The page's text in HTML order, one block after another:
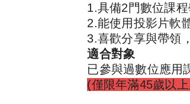
1.具備2門數位課
2.能使用投影片軟
3.喜歡分享與帶領
適合對象
已參與過數位應用
(僅限年滿45歲以